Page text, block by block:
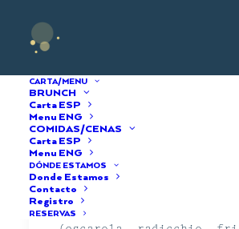
CARTA/MENU
BRUNCH
Carta ESP
Menu ENG
COMIDAS/CENAS
Carta ESP
Menu ENG
DÓNDE ESTAMOS
Donde Estamos
Contacto
Registro
RESERVAS
“Cesarión”
Mezcla de lechugas amargas